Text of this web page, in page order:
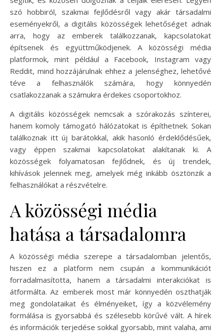
szó hobbiról, szakmai fejlődésről vagy akár társadalmi
eseményekről, a digitális közösségek lehetőséget adnak
arra, hogy az emberek találkozzanak, kapcsolatokat
építsenek és együttműködjenek. A közösségi média
platformok, mint például a Facebook, Instagram vagy
Reddit, mind hozzájárulnak ehhez a jelenséghez, lehetővé
téve a felhasználók számára, hogy könnyedén
csatlakozzanak a számukra érdekes csoportokhoz.
A digitális közösségek nemcsak a szórakozás színterei,
hanem komoly támogató hálózatokat is építhetnek. Sokan
találkoznak itt új barátokkal, akik hasonló érdeklődésűek,
vagy éppen szakmai kapcsolatokat alakítanak ki. A
közösségek folyamatosan fejlődnek, és új trendek,
kihívások jelennek meg, amelyek még inkább ösztönzik a
felhasználókat a részvételre.
A közösségi média
hatása a társadalomra
A közösségi média szerepe a társadalomban jelentős,
hiszen ez a platform nem csupán a kommunikációt
forradalmasította, hanem a társadalmi interakciókat is
átformálta. Az emberek most már könnyedén oszthatják
meg gondolataikat és élményeiket, így a közvélemény
formálása is gyorsabbá és szélesebb körűvé vált. A hírek
és információk terjedése sokkal gyorsabb, mint valaha, ami